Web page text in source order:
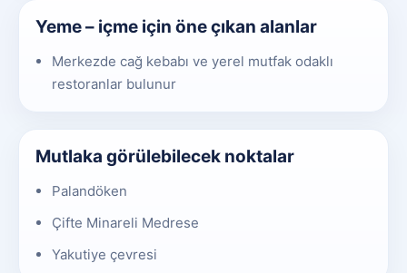
Yeme – içme için öne çıkan alanlar
Merkezde cağ kebabı ve yerel mutfak odaklı
restoranlar bulunur
Mutlaka görülebilecek noktalar
Palandöken
Çifte Minareli Medrese
Yakutiye çevresi